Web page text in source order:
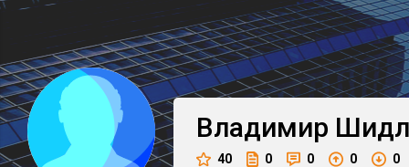
Владимир
40 0 0 0 0